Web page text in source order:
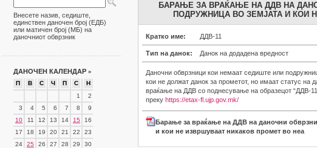
Внесете назив, седиште,
единствен даночен број (ЕДБ)
или матичен број (МБ) на
даночниот обврзник
ДАНОЧЕН КАЛЕНДАР »
П В С Ч П С
Н
1
2
3
4 5 6 7 8
9
10
11 12 13 14 15
16
17
18 19 20 21 22
23
24
25 26 27 28 29
30
БАРАЊЕ ЗА ВРАЌАЊЕ НА ДДВ НА
ПОДРУЖНИЦА ВО ЗЕМЈАТА И КОИ
Кратко име: ДДВ-11
Тип на данок: Данок на додадена вредност
Даночни обврзници кои немаат седиште или
кои не должат данок за прометот, но имаат статус на
враќање на ДДВ со поднесување на образецот “ДДВ-
преку https://etax-fl.ujp.gov.mk/
Барање за враќање на ДДВ на даночни
и кои не извршуваат никаков промет во неа